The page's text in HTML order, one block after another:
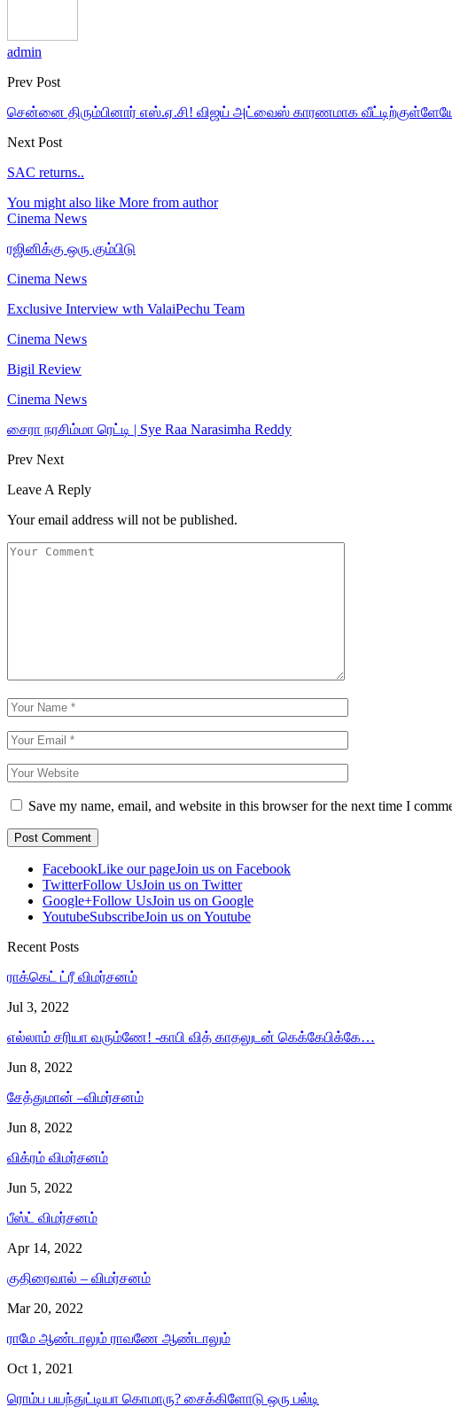
admin
Prev Post
சென்னை திரும்பினார் எஸ்.ஏ.சி! விஜய் அட்வைஸ் காரணமாக
Next Post
SAC returns..
You might also like More from author
Cinema News
ரஜினிக்கு ஒரு கும்பிடு
Cinema News
Exclusive Interview wth ValaiPechu Team
Cinema News
Bigil Review
Cinema News
சைரா நரசிம்மா ரெட்டி | Sye Raa Narasimha Reddy
Prev Next
Leave A Reply
Your email address will not be published.
Save my name, email, and website in this browser for the next time I
FacebookLike our pageJoin us on Facebook
TwitterFollow UsJoin us on Twitter
Google+Follow UsJoin us on Google
YoutubeSubscribeJoin us on Youtube
Recent Posts
ராக்கெட் ட்ரீ விமர்சனம்
Jul 3, 2022
எல்லாம் சரியா வரும்ணே! -காபி வித் காதலுடன் கெக்கேபிக்கே…
Jun 8, 2022
சேத்துமான் –விமர்சனம்
Jun 8, 2022
விக்ரம் விமர்சனம்
Jun 5, 2022
பீஸ்ட் விமர்சனம்
Apr 14, 2022
குதிரைவால் – விமர்சனம்
Mar 20, 2022
ராமே ஆண்டாலும் ராவணே ஆண்டாலும்
Oct 1, 2021
ரொம்ப பயந்துட்டியா கொமாரு? சைக்கிளோடு ஒரு பல்டி